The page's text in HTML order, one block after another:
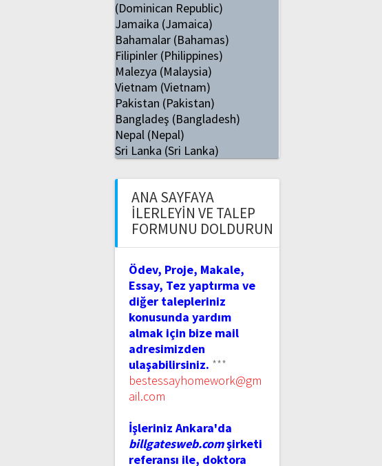
(Dominican Republic)
Jamaika (Jamaica)
Bahamalar (Bahamas)
Filipinler (Philippines)
Malezya (Malaysia)
Vietnam (Vietnam)
Pakistan (Pakistan)
Bangladeş (Bangladesh)
Nepal (Nepal)
Sri Lanka (Sri Lanka)
ANA SAYFAYA
İLERLEYIN VE TALEP
FORMUNU DOLDURUN
Ödev, Proje, Makale,
Essay, Tez yaptırma ve
diğer talepleriniz
konusunda yardım
almak için bize mail
adresimizden
ulaşabilirsiniz. ***
bestessayhomework@gm
ail.com
İşleriniz Ankara'da
billgatesweb.comşirketi
referansı ile, doktora